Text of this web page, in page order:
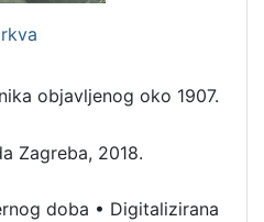
objavljenog oko 1907.
Zagreba, 2018.
doba • Digitalizirana